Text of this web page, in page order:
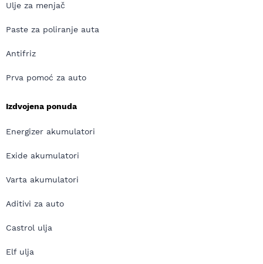
Ulje za menjač
Paste za poliranje auta
Antifriz
Prva pomoć za auto
Izdvojena ponuda
Energizer akumulatori
Exide akumulatori
Varta akumulatori
Aditivi za auto
Castrol ulja
Elf ulja